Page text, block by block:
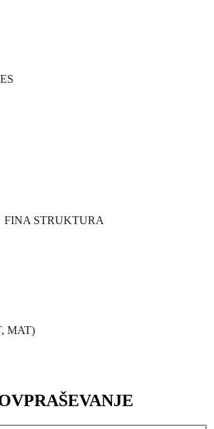
FINA STRUKTURA
MAT)